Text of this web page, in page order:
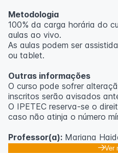
Metodologia
100% da carga horária do
aulas ao vivo.
As aulas podem ser
ou tablet.
Outras informações
O curso pode sofrer
inscritos serão avisados
O IPETEC reserva-se o
caso não atinja o número
Professor(a): Mariana
Ver